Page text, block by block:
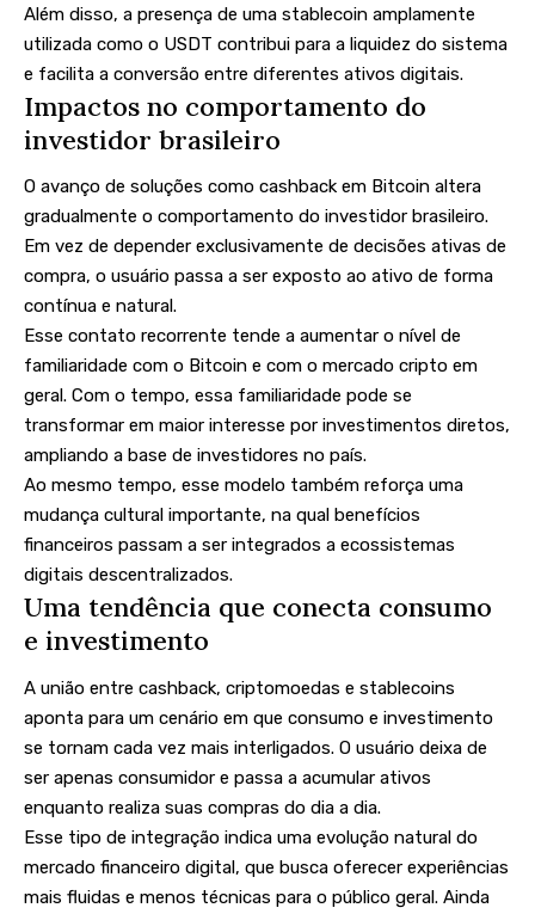
Além disso, a presença de uma stablecoin amplamente
utilizada como o USDT contribui para a liquidez do sistema
e facilita a conversão entre diferentes ativos digitais.
Impactos no comportamento do
investidor brasileiro
O avanço de soluções como cashback em Bitcoin altera
gradualmente o comportamento do investidor brasileiro.
Em vez de depender exclusivamente de decisões ativas de
compra, o usuário passa a ser exposto ao ativo de forma
contínua e natural.
Esse contato recorrente tende a aumentar o nível de
familiaridade com o Bitcoin e com o mercado cripto em
geral. Com o tempo, essa familiaridade pode se
transformar em maior interesse por investimentos diretos,
ampliando a base de investidores no país.
Ao mesmo tempo, esse modelo também reforça uma
mudança cultural importante, na qual benefícios
financeiros passam a ser integrados a ecossistemas
digitais descentralizados.
Uma tendência que conecta consumo
e investimento
A união entre cashback, criptomoedas e stablecoins
aponta para um cenário em que consumo e investimento
se tornam cada vez mais interligados. O usuário deixa de
ser apenas consumidor e passa a acumular ativos
enquanto realiza suas compras do dia a dia.
Esse tipo de integração indica uma evolução natural do
mercado financeiro digital, que busca oferecer experiências
mais fluidas e menos técnicas para o público geral. Ainda